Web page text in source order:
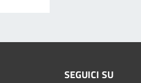
SEGUICI SU